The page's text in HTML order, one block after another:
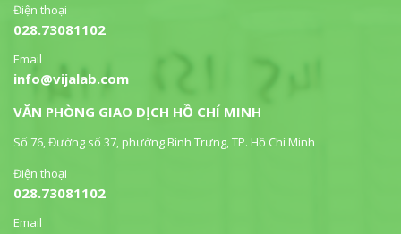
Điện thoại
028.73081102
Email
info@vijalab.com
VĂN PHÒNG GIAO DỊCH HỒ CHÍ MINH
Số 76, Đường số 37, phường Bình Trưng, TP. Hồ Chí Minh
Điện thoại
028.73081102
Email